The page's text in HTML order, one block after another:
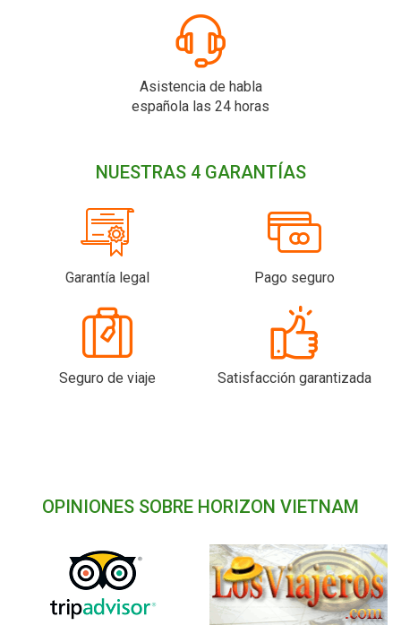
Asistencia de habla
española las 24 horas
NUESTRAS 4 GARANTÍAS
Garantía legal Pago seguro
Seguro de viaje Satisfacción garantizada
OPINIONES SOBRE HORIZON VIETNAM